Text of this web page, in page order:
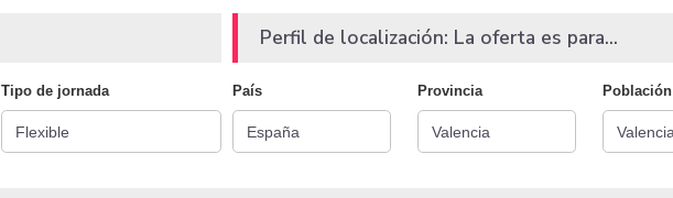
Tipo de jornada
Perfil de localización: La oferta es para...
País Provincia Población